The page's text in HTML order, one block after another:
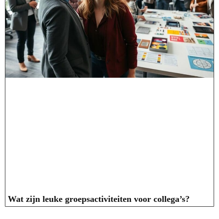
Wat zijn leuke groepsactiviteiten voor collega’s?